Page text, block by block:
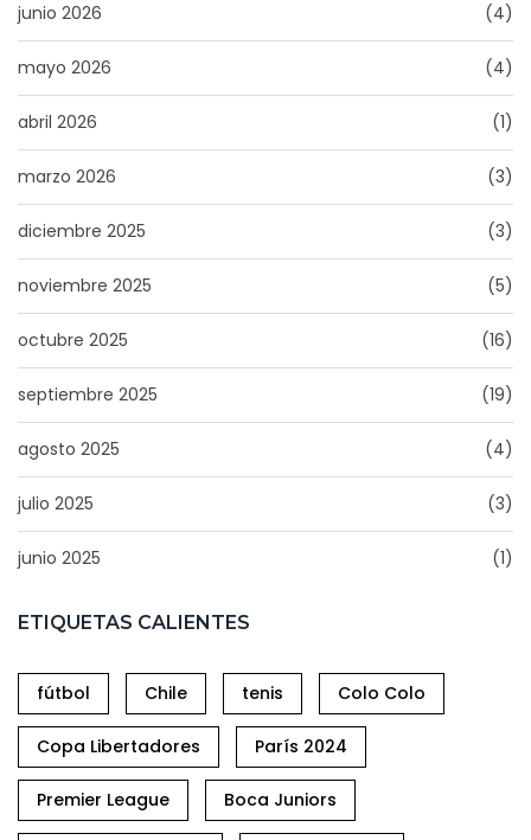
junio 2026 (4)
mayo 2026 (4)
abril 2026 (1)
marzo 2026 (3)
diciembre 2025 (3)
noviembre 2025 (5)
octubre 2025 (16)
septiembre 2025 (19)
agosto 2025 (4)
julio 2025 (3)
junio 2025 (1)
ETIQUETAS CALIENTES
fútbol Chile tenis Colo Colo
Copa Libertadores París 2024
Premier League Boca Juniors